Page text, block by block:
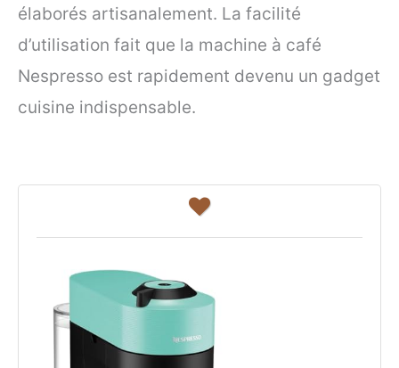
élaborés artisanalement. La facilité
d’utilisation fait que la machine à café
Nespresso est rapidement devenu un gadget
cuisine indispensable.